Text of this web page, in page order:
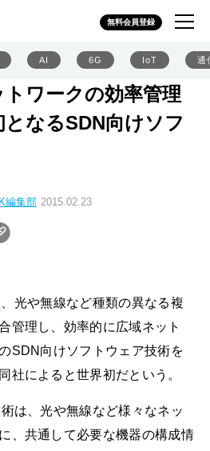
無料会員登録
AI 6G IoT 通
ワークの効率管理
なるSDN向けソフ
編集部 2015.02.23
光や無線など種類の異なる複
管理し、効率的に広域ネット
SDN向けソフトウェア技術を
社によると世界初だという。
は、光や無線など様々なネッ
、共通して必要な機器の構成情